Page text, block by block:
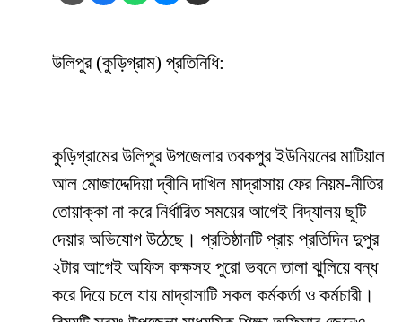
উলিপুর (কুড়িগ্রাম) প্রতিনিধি:
কুড়িগ্রামের উলিপুর উপজেলার তবকপুর ইউনিয়নের মাটিয়াল
আল মোজাদ্দেদিয়া দ্বীনি দাখিল মাদ্রাসায় ফের নিয়ম-নীতির
তোয়াক্কা না করে নির্ধারিত সময়ের আগেই বিদ্যালয় ছুটি
দেয়ার অভিযোগ উঠেছে। প্রতিষ্ঠানটি প্রায় প্রতিদিন দুপুর
২টার আগেই অফিস কক্ষসহ পুরো ভবনে তালা ঝুলিয়ে বন্ধ
করে দিয়ে চলে যায় মাদ্রাসাটি সকল কর্মকর্তা ও কর্মচারী।